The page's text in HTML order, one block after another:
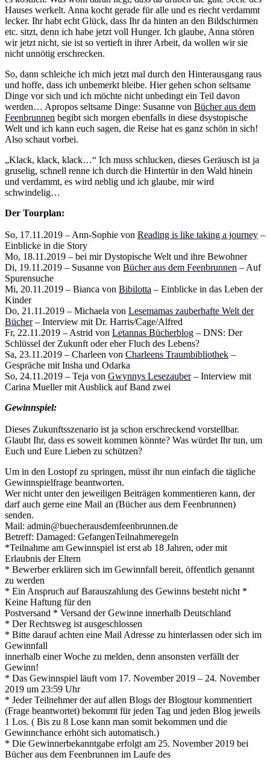
Hauses werkelt. Anna kocht gerade für alle und es riecht verdammt
lecker. Ihr habt echt Glück, dass Ihr da hinten an den Bildschirmen
etc. sitzt, denn ich habe jetzt voll Hunger. Ich glaube, Anna stören
wir jetzt nicht, sie ist so vertieft in ihrer Arbeit, da wollen wir sie
nicht unnötig erschrecken.
So, dann schleiche ich mich jetzt mal durch den Hinterausgang raus
und hoffe, dass ich unbemerkt bleibe. Hier gehen schon seltsame
Dinge vor sich und ich möchte nicht unbedingt ein Teil davon
werden… Apropos seltsame Dinge: Susanne von Bücher aus dem
Feenbrunnen begibt sich morgen ebenfalls in diese dsystopische
Welt und ich kann euch sagen, die Reise hat es ganz schön in sich!
Also schaut vorbei.
„Klack, klack, klack…“ Ich muss schlucken, dieses Geräusch ist ja
gruselig, schnell renne ich durch die Hintertür in den Wald hinein
und verdammt, es wird neblig und ich glaube, mir wird
schwindelig…
Der Tourplan:
So, 17.11.2019 – Ann-Sophie von Reading is like taking a journey –
Einblicke in die Story
Mo, 18.11.2019 – bei mir Dystopische Welt und ihre Bewohner
Di, 19.11.2019 – Susanne von Bücher aus dem Feenbrunnen – Auf
Spurensuche
Mi, 20.11.2019 – Bianca von Bibilotta – Einblicke in das Leben der
Kinder
Do, 21.11.2019 – Michaela von Lesemamas zauberhafte Welt der
Bücher– Interview mit Dr. Harris/Cage/Alfred
Fr, 22.11.2019 – Astrid von Letannas Bücherblog – DNS: Der
Schlüssel der Zukunft oder eher Fluch des Lebens?
Sa, 23.11.2019 – Charleen von Charleens Traumbibliothek –
Gespräche mit Insha und Odarka
So, 24.11.2019 – Teja von Gwynnys Lesezauber– Interview mit
Carina Mueller mit Ausblick auf Band zwei
Gewinnspiel:
Dieses Zukunftsszenario ist ja schon erschreckend vorstellbar.
Glaubt Ihr, dass es soweit kommen könnte? Was würdet Ihr tun, um
Euch und Eure Lieben zu schützen?
Um in den Lostopf zu springen, müsst ihr nun einfach die tägliche
Gewinnspielfrage beantworten.
Wer nicht unter den jeweiligen Beiträgen kommentieren kann, der
darf auch gerne eine Mail an (Bücher aus dem Feenbrunnen)
senden.
Mail: admin@buecherausdemfeenbrunnen.de
Betreff: Damaged: GefangenTeilnahmeregeln
*Teilnahme am Gewinnspiel ist erst ab 18 Jahren, oder mit
Erlaubnis der Eltern
* Bewerber erklären sich im Gewinnfall bereit, öffentlich genannt
zu werden
* Ein Anspruch auf Barauszahlung des Gewinns besteht nicht *
Keine Haftung für den
Postversand * Versand der Gewinne innerhalb Deutschland
* Der Rechtsweg ist ausgeschlossen
* Bitte darauf achten eine Mail Adresse zu hinterlassen oder sich im
Gewinnfall
innerhalb einer Woche zu melden, denn ansonsten verfällt der
Gewinn!
* Das Gewinnspiel läuft vom 17. November 2019 – 24. November
2019 um 23:59 Uhr
* Jeder Teilnehmer der auf allen Blogs der Blogtour kommentiert
(Frage beantwortet) bekommt für jeden Tag und jeden Blog jeweils
1 Los. ( Bis zu 8 Lose kann man somit bekommen und die
Gewinnchance erhöht sich automatisch.)
* Die Gewinnerbekanntgabe erfolgt am 25. November 2019 bei
Bücher aus dem Feenbrunnen im Laufe des